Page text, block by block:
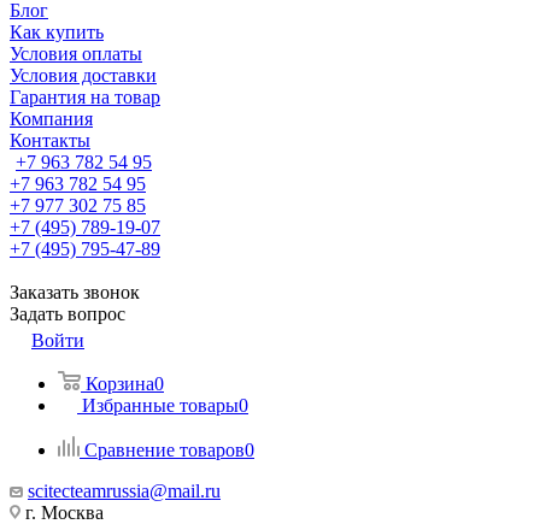
Блог
Как купить
Условия оплаты
Условия доставки
Гарантия на товар
Компания
Контакты
+7 963 782 54 95
+7 963 782 54 95
+7 977 302 75 85
+7 (495) 789-19-07
+7 (495) 795-47-89
Заказать звонок
Задать вопрос
Войти
Корзина0
Избранные товары0
Сравнение товаров0
scitecteamrussia@mail.ru
г. Москва